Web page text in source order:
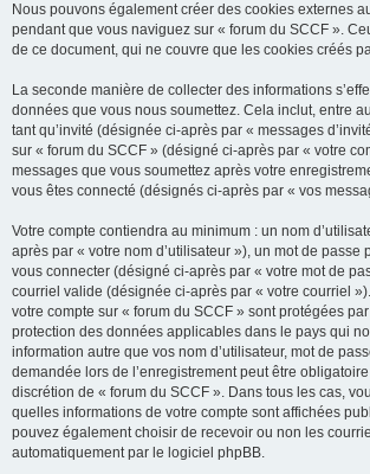
Nous pouvons également créer des cookies externes
pendant que vous naviguez sur « forum du SCCF ».
de ce document, qui ne couvre que les cookies créés
La seconde manière de collecter des informations
données que vous nous soumettez. Cela inclut, entre
tant qu’invité (désignée ci-après par « messages
sur « forum du SCCF » (désigné ci-après par « votre
messages que vous soumettez après votre
vous êtes connecté (désignés ci-après par « vos
Votre compte contiendra au minimum : un nom
après par « votre nom d’utilisateur »), un mot de passe
vous connecter (désigné ci-après par « votre mot de
courriel valide (désignée ci-après par « votre courriel
votre compte sur « forum du SCCF » sont protégées
protection des données applicables dans le pays qui
information autre que vos nom d’utilisateur, mot de
demandée lors de l’enregistrement peut être
discrétion de « forum du SCCF ». Dans tous les cas,
quelles informations de votre compte sont affichées
pouvez également choisir de recevoir ou non les
automatiquement par le logiciel phpBB.